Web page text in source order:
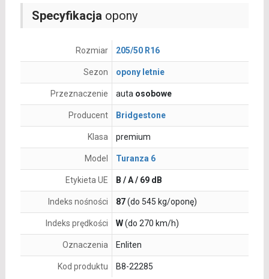
Specyfikacja opony
Rozmiar 205/50 R16
Sezon opony letnie
Przeznaczenie auta osobowe
Producent Bridgestone
Klasa premium
Model Turanza 6
Etykieta UE B / A / 69 dB
Indeks nośności 87(do 545 kg/oponę)
Indeks prędkości W(do 270 km/h)
Oznaczenia Enliten
Kod produktu B8-22285